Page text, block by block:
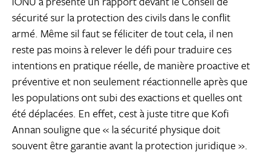
sécurité sur la protection des civils dans le conflit
armé. Même sil faut se féliciter de tout cela, il nen
reste pas moins à relever le défi pour traduire ces
intentions en pratique réelle, de manière proactive et
préventive et non seulement réactionnelle après que
les populations ont subi des exactions et quelles ont
été déplacées. En effet, cest à juste titre que Kofi
Annan souligne que « la sécurité physique doit
souvent être garantie avant la protection juridique ».